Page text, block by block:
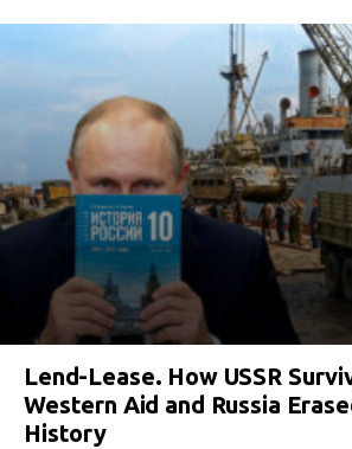
Lend-Lease. How USSR
Western Aid and Russia
History